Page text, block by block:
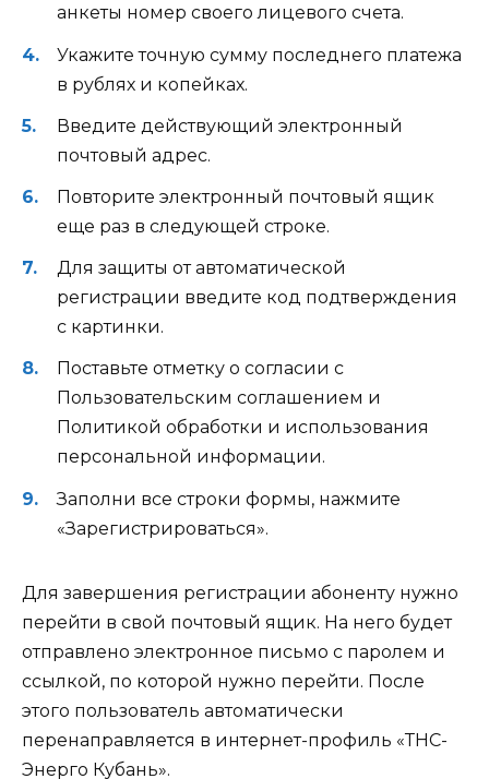
анкеты номер своего лицевого счета.
Укажите точную сумму последнего платежа
в рублях и копейках.
Введите действующий электронный
почтовый адрес.
Повторите электронный почтовый ящик
еще раз в следующей строке.
Для защиты от автоматической
регистрации введите код подтверждения
с картинки.
Поставьте отметку о согласии с
Пользовательским соглашением и
Политикой обработки и использования
персональной информации.
Заполни все строки формы, нажмите
«Зарегистрироваться».
Для завершения регистрации абоненту нужно
перейти в свой почтовый ящик. На него будет
отправлено электронное письмо с паролем и
ссылкой, по которой нужно перейти. После
этого пользователь автоматически
перенаправляется в интернет-профиль «ТНС-
Энерго Кубань».